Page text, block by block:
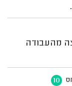
מהעבודה
10